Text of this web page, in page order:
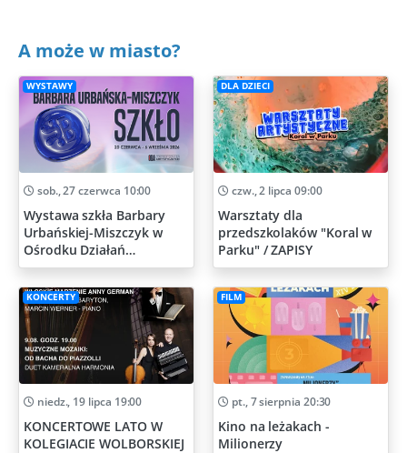
A może w miasto?
WYSTAWY
sob., 27 czerwca 10:00
Wystawa szkła Barbary
Urbańskiej-Miszczyk w
Ośrodku Działań
Artystycznych
DLA DZIECI
czw., 2 lipca 09:00
Warsztaty dla
przedszkolaków "Koral w
Parku" / ZAPISY
KONCERTY
niedz., 19 lipca 19:00
KONCERTOWE LATO W
KOLEGIACIE WOLBORSKIEJ
FILM
pt., 7 sierpnia 20:30
Kino na leżakach -
Milionerzy